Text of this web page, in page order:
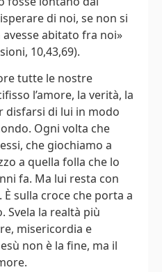
di noi, se non si
abitato fra noi»
10,43,69).
tutte le nostre
l’amore, la verità, la
disfarsi di lui in modo
Ogni volta che
che giochiamo a
a quella folla che lo
fa. Ma lui resta con
sulla croce che porta a
Svela la realtà più
misericordia e
non è la fine, ma il